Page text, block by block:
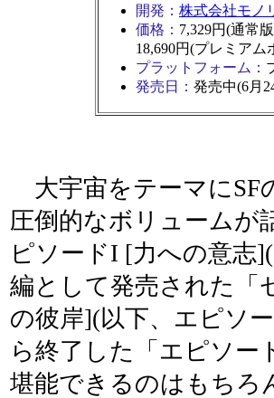
開発： 株式会社モノ
価格： 7,329円(通常
18,690円(プレミアム
プラットフォーム：
発売日： 発売中(6月
大宇宙をテーマにSF
圧倒的なボリュームが
ピソードI [力への意志
編として発売された「
の彼岸](以下、エピソ
ら終了した「エピソー
堪能できるのはもちろ